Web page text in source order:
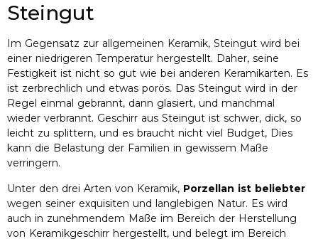
Steingut
Im Gegensatz zur allgemeinen Keramik, Steingut wird bei
einer niedrigeren Temperatur hergestellt. Daher, seine
Festigkeit ist nicht so gut wie bei anderen Keramikarten. Es
ist zerbrechlich und etwas porös. Das Steingut wird in der
Regel einmal gebrannt, dann glasiert, und manchmal
wieder verbrannt. Geschirr aus Steingut ist schwer, dick, so
leicht zu splittern, und es braucht nicht viel Budget, Dies
kann die Belastung der Familien in gewissem Maße
verringern.
Unter den drei Arten von Keramik, Porzellan ist beliebter
wegen seiner exquisiten und langlebigen Natur. Es wird
auch in zunehmendem Maße im Bereich der Herstellung
von Keramikgeschirr hergestellt, und belegt im Bereich